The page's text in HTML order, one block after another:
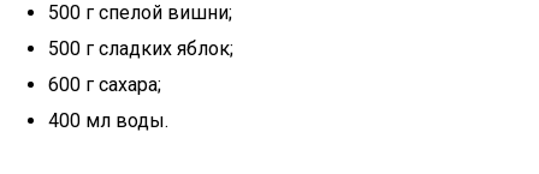
500 г спелой вишни;
500 г сладких яблок;
600 г сахара;
400 мл воды.